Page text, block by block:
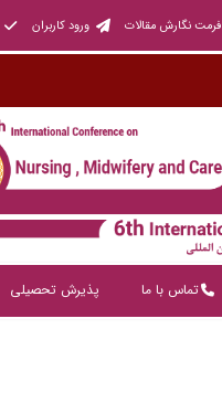
فرمت نگارش مقالات ورود کاربران
تماس با ما پذیرش تحصیلی